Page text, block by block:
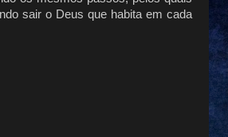
sair o Deus que habita em cada